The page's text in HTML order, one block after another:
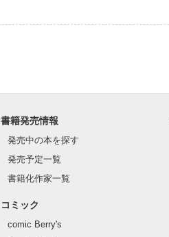
書籍発売情報
発売中の本を探す
発売予定一覧
書籍化作家一覧
コミック
comic Berry's